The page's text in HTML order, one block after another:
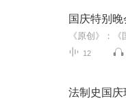
国庆特别晚
12
法制史国庆